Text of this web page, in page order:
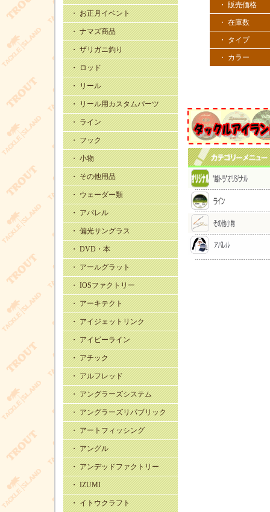
・ お正月イベント
・ ナマズ商品
・ ザリガニ釣り
・ ロッド
・ リール
・ リール用カスタムパーツ
・ ライン
・ フック
・ 小物
・ その他用品
・ ウェーダー類
・ アパレル
・ 偏光サングラス
・ DVD・本
・ アールグラット
・ IOSファクトリー
・ アーキテクト
・ アイジェットリンク
・ アイビーライン
・ アチック
・ アルフレッド
・ アングラーズシステム
・ アングラーズリパブリック
・ アートフィッシング
・ アングル
・ アンデッドファクトリー
・ IZUMI
・ イトウクラフト
・ 販売価格
・ 在庫数
・ タイプ
・ カラー